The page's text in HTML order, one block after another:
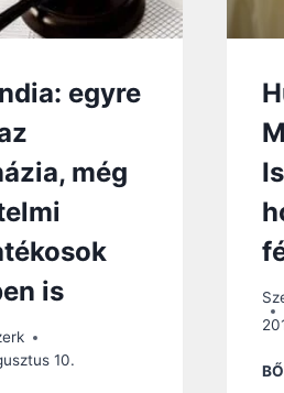
egyre
még
is
10.